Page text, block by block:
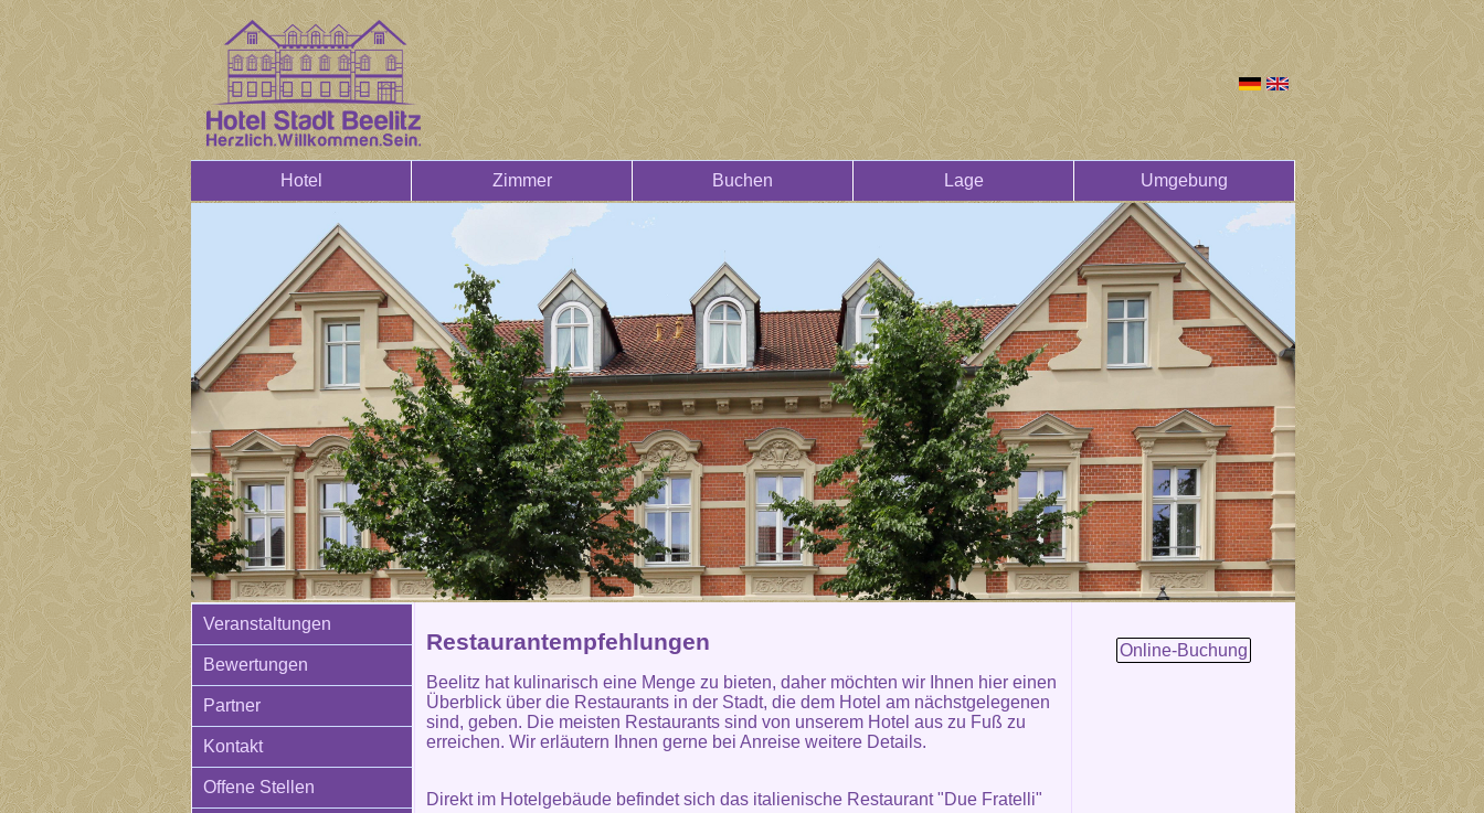
Hotel Zimmer Buchen Lage Umgebung
Veranstaltungen
Bewertungen
Partner
Kontakt
Offene Stellen
Restaurantempfehlungen
Beelitz hat kulinarisch eine Menge zu bieten, daher möchten wir Ihnen hier einen
Überblick über die Restaurants in der Stadt, die dem Hotel am nächstgelegenen
sind, geben. Die meisten Restaurants sind von unserem Hotel aus zu Fuß zu
erreichen. Wir erläutern Ihnen gerne bei Anreise weitere Details.
Direkt im Hotelgebäude befindet sich das italienische Restaurant "Due Fratelli"
Online-Buchung